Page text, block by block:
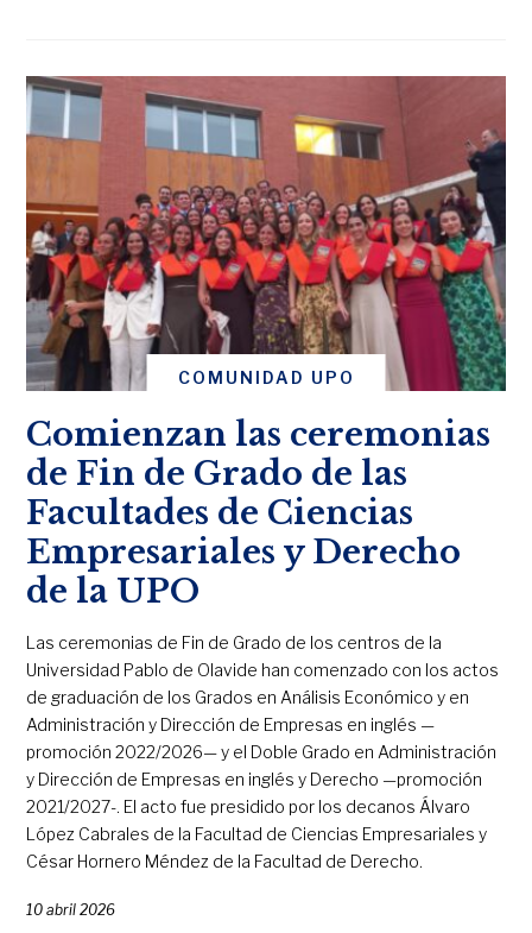
COMUNIDAD UPO
Comienzan las ceremonias
de Fin de Grado de las
Facultades de Ciencias
Empresariales y Derecho
de la UPO
Las ceremonias de Fin de Grado de los centros de la
Universidad Pablo de Olavide han comenzado con los actos
de graduación de los Grados en Análisis Económico y en
Administración y Dirección de Empresas en inglés —
promoción 2022/2026— y el Doble Grado en Administración
y Dirección de Empresas en inglés y Derecho —promoción
2021/2027-. El acto fue presidido por los decanos Álvaro
López Cabrales de la Facultad de Ciencias Empresariales y
César Hornero Méndez de la Facultad de Derecho.
10 abril 2026